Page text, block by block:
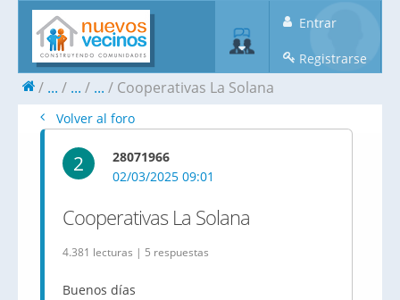
Entrar
Registrarse
... ... ... Cooperativas La Solana
Volver al foro
2
28071966
02/03/2025 09:01
Cooperativas La Solana
4.381 lecturas | 5 respuestas
Buenos días